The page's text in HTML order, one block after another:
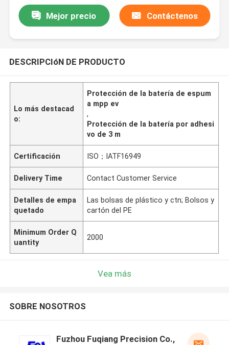
Mejor precio Contáctenos
DESCRIPCIóN DE PRODUCTO
Lo más destacad
o:
Protección de la batería de espum
a mpp ev
,
Protección de la batería por adhesi
vo de 3 m
Certificación ISO；IATF16949
Delivery Time Contact Customer Service
Detalles de empa
quetado
Las bolsas de plástico y ctn; Bolsos y
cartón del PE
Minimum Order Q
uantity
2000
Vea más
SOBRE NOSOTROS
Fuzhou Fuqiang Precision Co.,